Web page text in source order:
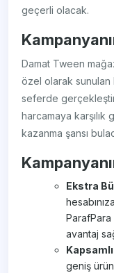
geçerli olacak.
Damat Tween
özel olarak sunulan
seferde
harcamaya
kazanma şansı
Ekstra
avantaj
geniş